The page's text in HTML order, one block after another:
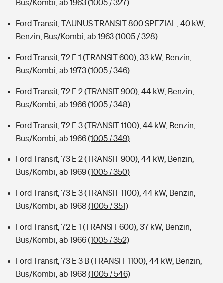
Bus/Kombi, ab 1963(1005 / 327)
Ford Transit, TAUNUS TRANSIT 800 SPEZIAL, 40 kW,
Benzin, Bus/Kombi, ab 1963(1005 / 328)
Ford Transit, 72 E 1 (TRANSIT 600), 33 kW, Benzin,
Bus/Kombi, ab 1973(1005 / 346)
Ford Transit, 72 E 2 (TRANSIT 900), 44 kW, Benzin,
Bus/Kombi, ab 1966(1005 / 348)
Ford Transit, 72 E 3 (TRANSIT 1100), 44 kW, Benzin,
Bus/Kombi, ab 1966(1005 / 349)
Ford Transit, 73 E 2 (TRANSIT 900), 44 kW, Benzin,
Bus/Kombi, ab 1969(1005 / 350)
Ford Transit, 73 E 3 (TRANSIT 1100), 44 kW, Benzin,
Bus/Kombi, ab 1968 (1005 / 351)
Ford Transit, 72 E 1 (TRANSIT 600), 37 kW, Benzin,
Bus/Kombi, ab 1966(1005 / 352)
Ford Transit, 73 E 3 B (TRANSIT 1100), 44 kW, Benzin,
Bus/Kombi, ab 1968 (1005 / 546)